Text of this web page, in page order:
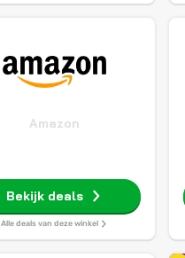
Amazon
Bekijk deals
Alle deals van deze winkel